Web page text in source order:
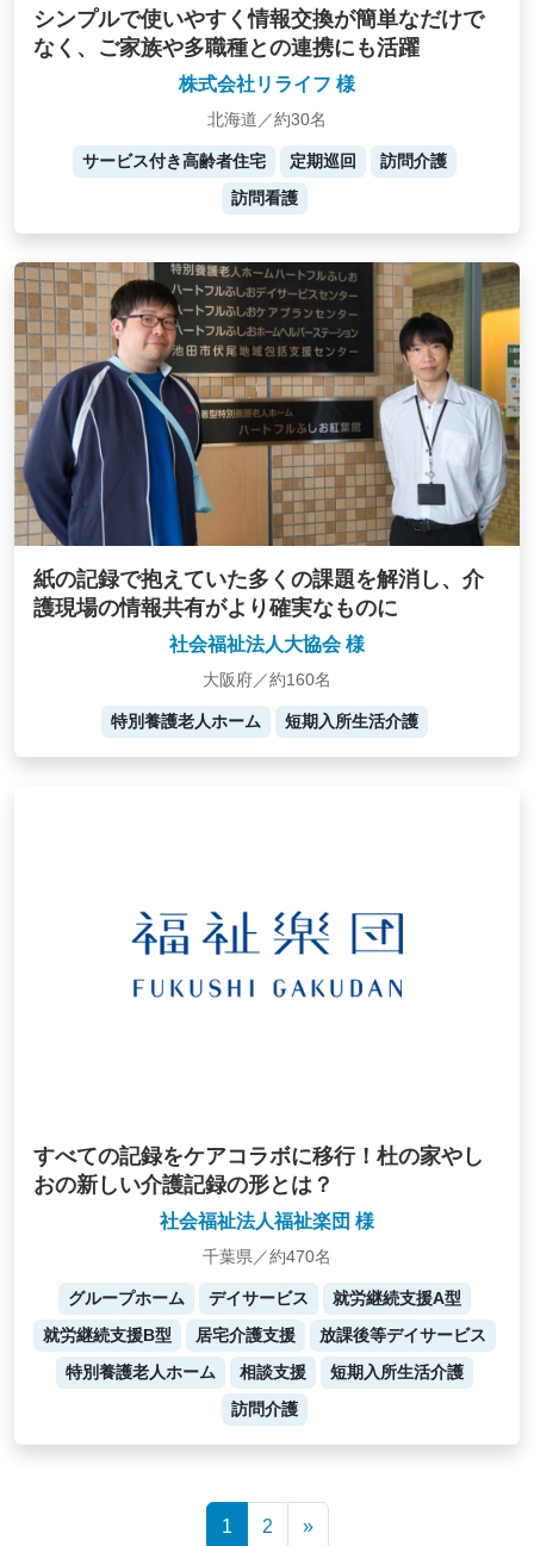
シンプルで使いやすく情報交換が簡単なだけで
なく、ご家族や多職種との連携にも活躍
株式会社リライフ 様
北海道／約30名
サービス付き高齢者住宅 定期巡回
訪問介護
訪問看護
紙の記録で抱えていた多くの課題を解消し、介
護現場の情報共有がより確実なものに
社会福祉法人大協会 様
大阪府／約160名
特別養護老人ホーム 短期入所生活介護
すべての記録をケアコラボに移行！杜の家やし
おの新しい介護記録の形とは？
社会福祉法人福祉楽団 様
千葉県／約470名
グループホーム デイサービス
就労継続支援A型
就労継続支援B型
居宅介護支援
放課後等デイサービス
特別養護老人ホーム
相談支援
短期入所生活介護
訪問介護
1 2 »